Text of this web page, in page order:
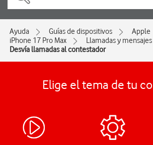
Ayuda Guías de dispositivos
Apple
iPhone 17 Pro Max
Llamadas y mensajes
Desvía llamadas al contestador
Elige el tema de tu